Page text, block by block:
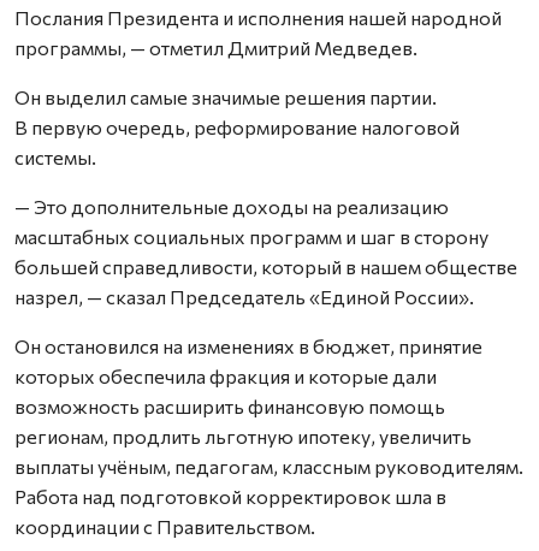
Послания Президента и исполнения нашей народной
программы, — отметил Дмитрий Медведев.
Он выделил самые значимые решения партии.
В первую очередь, реформирование налоговой
системы.
— Это дополнительные доходы на реализацию
масштабных социальных программ и шаг в сторону
большей справедливости, который в нашем обществе
назрел, — сказал Председатель «Единой России».
Он остановился на изменениях в бюджет, принятие
которых обеспечила фракция и которые дали
возможность расширить финансовую помощь
регионам, продлить льготную ипотеку, увеличить
выплаты учёным, педагогам, классным руководителям.
Работа над подготовкой корректировок шла в
координации с Правительством.